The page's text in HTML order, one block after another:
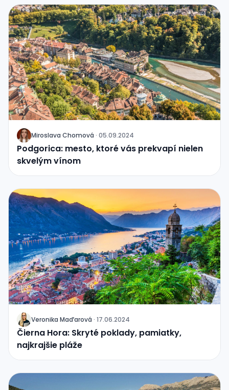
J Miroslava Chomová · 05.09.2024
Podgorica: mesto, ktoré vás prekvapí nielen
skvelým vínom
J Veronika Maďarová · 17.06.2024
Čierna Hora: Skryté poklady, pamiatky,
najkrajšie pláže